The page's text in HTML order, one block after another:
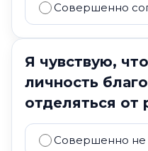
Совершенно
Я чувствую,
личность
отделяться от
Совершенно не